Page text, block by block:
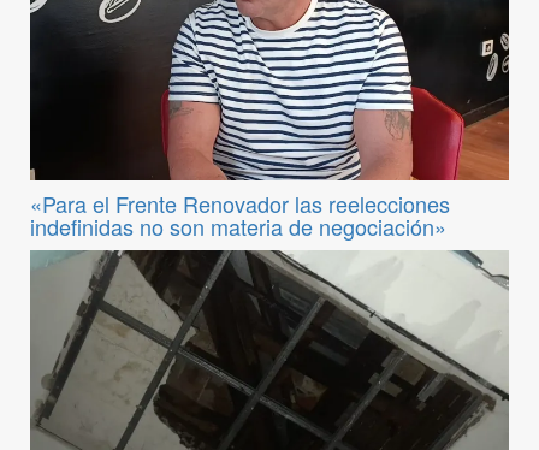
«Para el Frente Renovador las reelecciones
indefinidas no son materia de negociación»